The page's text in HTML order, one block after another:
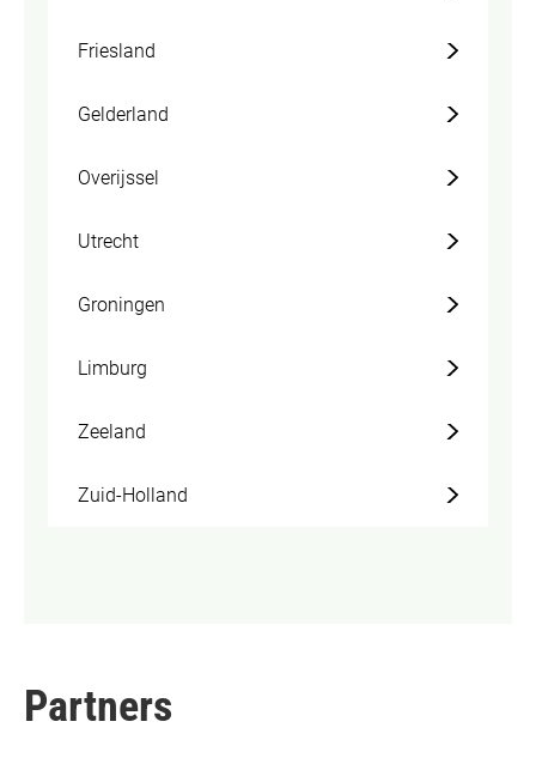
Friesland
Gelderland
Overijssel
Utrecht
Groningen
Limburg
Zeeland
Zuid-Holland
Partners